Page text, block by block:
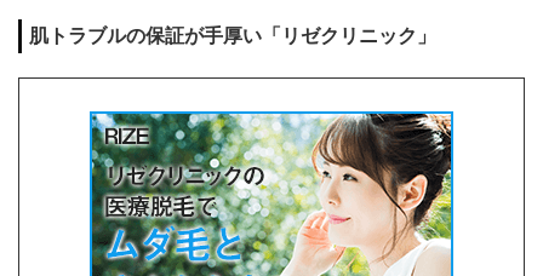
キャンセル料 1回まで0円
肌トラブルの保証が手厚い「リゼクリニック」